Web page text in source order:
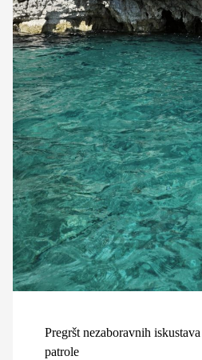
Pregršt nezaboravnih
patrole